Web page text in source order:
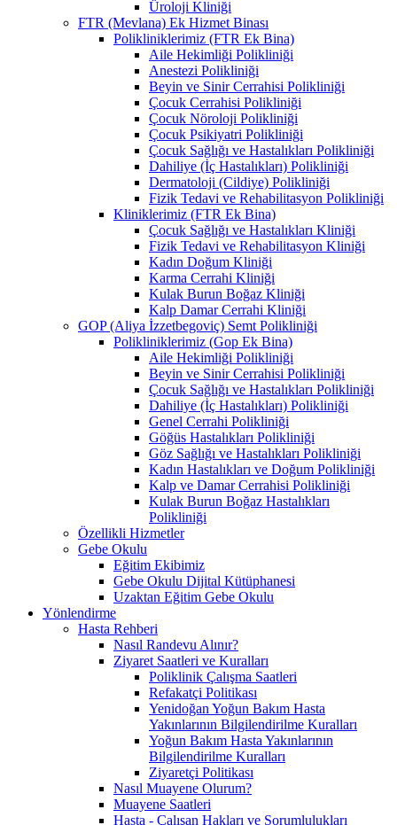
Üroloji Kliniği
FTR (Mevlana) Ek Hizmet Binası
Polikliniklerimiz (FTR Ek Bina)
Aile Hekimliği Polikliniği
Anestezi Polikliniği
Beyin ve Sinir Cerrahisi Polikliniği
Çocuk Cerrahisi Polikliniği
Çocuk Nöroloji Polikliniği
Çocuk Psikiyatri Polikliniği
Çocuk Sağlığı ve Hastalıkları Polikliniği
Dahiliye (İç Hastalıkları) Polikliniği
Dermatoloji (Cildiye) Polikliniği
Fizik Tedavi ve Rehabilitasyon Polikliniği
Kliniklerimiz (FTR Ek Bina)
Çocuk Sağlığı ve Hastalıkları Kliniği
Fizik Tedavi ve Rehabilitasyon Kliniği
Kadın Doğum Kliniği
Karma Cerrahi Kliniği
Kulak Burun Boğaz Kliniği
Kalp Damar Cerrahi Kliniği
GOP (Aliya İzzetbegoviç) Semt Polikliniği
Polikliniklerimiz (Gop Ek Bina)
Aile Hekimliği Polikliniği
Beyin ve Sinir Cerrahisi Polikliniği
Çocuk Sağlığı ve Hastalıkları Polikliniği
Dahiliye (İç Hastalıkları) Polikliniği
Genel Cerrahi Polikliniği
Göğüs Hastalıkları Polikliniği
Göz Sağlığı ve Hastalıkları Polikliniği
Kadın Hastalıkları ve Doğum Polikliniği
Kalp ve Damar Cerrahisi Polikliniği
Kulak Burun Boğaz Hastalıkları
Polikliniği
Özellikli Hizmetler
Gebe Okulu
Eğitim Ekibimiz
Gebe Okulu Dijital Kütüphanesi
Uzaktan Eğitim Gebe Okulu
Yönlendirme
Hasta Rehberi
Nasıl Randevu Alınır?
Ziyaret Saatleri ve Kuralları
Poliklinik Çalışma Saatleri
Refakatçi Politikası
Yenidoğan Yoğun Bakım Hasta
Yakınlarının Bilgilendirilme Kuralları
Yoğun Bakım Hasta Yakınlarının
Bilgilendirilme Kuralları
Ziyaretçi Politikası
Nasıl Muayene Olurum?
Muayene Saatleri
Hasta - Çalışan Hakları ve Sorumlulukları